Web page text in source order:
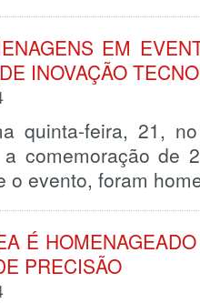
EM
INOVAÇÃO
quinta-feira, 21,
comemoração de
o evento, foram
É
PRECISÃO